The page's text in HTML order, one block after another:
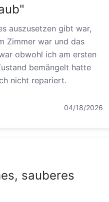
auszusetzen gibt war,
Zimmer war und das
obwohl ich am ersten
bemängelt hatte
nicht repariert.
04/18/2026
sauberes